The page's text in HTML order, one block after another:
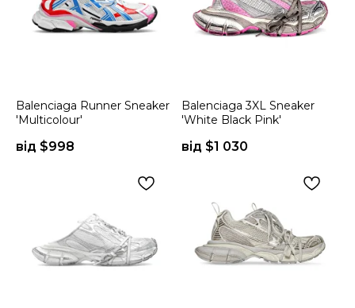
Balenciaga Runner Sneaker
'Multicolour'
від $998
Balenciaga 3XL Sneaker
'White Black Pink'
від $1 030